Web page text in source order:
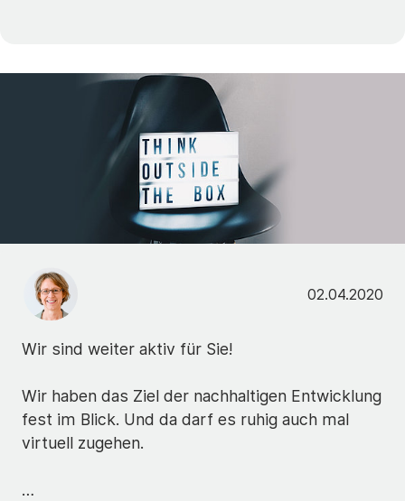
02.04.2020
Wir sind weiter aktiv für Sie!
Wir haben das Ziel der nachhaltigen Entwicklung
fest im Blick. Und da darf es ruhig auch mal
virtuell zugehen.
…